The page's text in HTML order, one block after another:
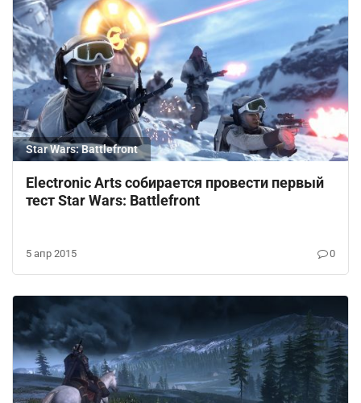
Star Wars: Battlefront
Electronic Arts собирается провести первый
тест Star Wars: Battlefront
5 апр 2015 0